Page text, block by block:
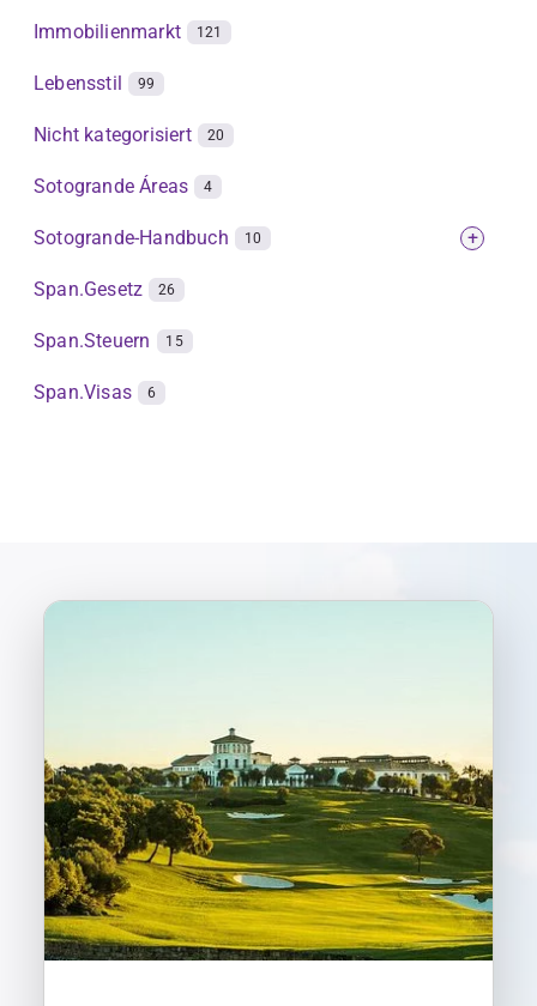
Immobilienmarkt 121
Lebensstil 99
Nicht kategorisiert 20
Sotogrande Áreas 4
Sotogrande-Handbuch 10 +
Span.Gesetz 26
Span.Steuern 15
Span.Visas 6